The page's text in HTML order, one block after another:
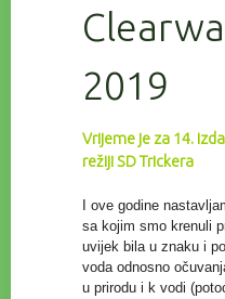
2019
Vrijeme je za 14.
režiji SD Trickera
I ove godine
sa kojim smo krenuli
uvijek bila u znaku i
voda odnosno
u prirodu i k vodi